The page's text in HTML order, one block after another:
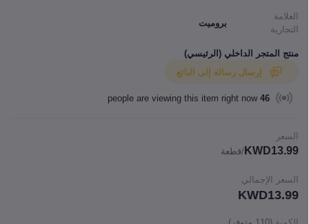
العلامة
التجارية
بروميت
منتج المتجر الداخلي (الرئيسي)
46
people are viewing this item right now
السعر
KWD13.99 /قطعة
السعر الإجمالي
KWD13.99